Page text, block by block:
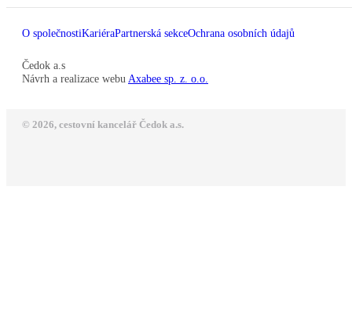
O společnostiKariéraPartnerská sekceOchrana osobních údajů
Čedok a.s
Návrh a realizace webu Axabee sp. z. o.o.
© 2026, cestovní kancelář Čedok a.s.